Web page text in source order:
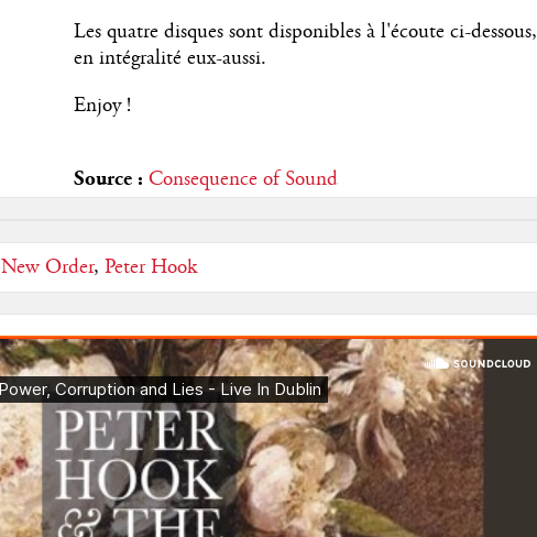
Les quatre disques sont disponibles à l'écoute ci-dessous,
en intégralité eux-aussi.
Enjoy !
Source : Consequence of Sound
New Order, Peter Hook